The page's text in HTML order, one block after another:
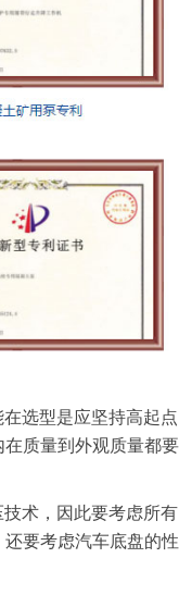
选型是应坚持高起
质量到外观质量都
术，因此要考虑所
要考虑汽车底盘的